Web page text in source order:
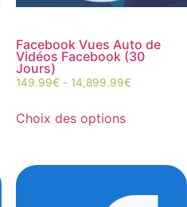
Facebook Vues Auto de
Vidéos Facebook (30
Jours)
149.99€ - 14,899.99€
Choix des options